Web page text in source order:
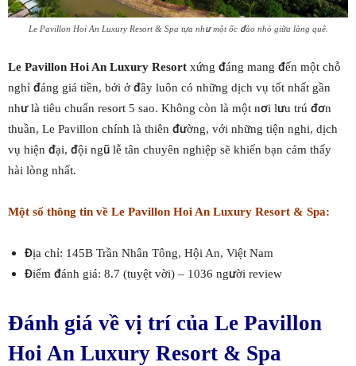
Le Pavillon Hoi An Luxury Resort & Spa tựa như một ốc đảo nhỏ giữa làng quê.
Le Pavillon Hoi An Luxury Resort xứng đáng mang đến một chỗ
nghỉ đáng giá tiền, bởi ở đây luôn có những dịch vụ tốt nhất gần
như là tiêu chuẩn resort 5 sao. Không còn là một nơi lưu trú đơn
thuần, Le Pavillon chính là thiên đường, với những tiện nghi, dịch
vụ hiện đại, đội ngũ lễ tân chuyên nghiệp sẽ khiến bạn cảm thấy
hài lòng nhất.
Một số thông tin về Le Pavillon Hoi An Luxury Resort & Spa:
Địa chỉ: 145B Trần Nhân Tông, Hội An, Việt Nam
Điểm đánh giá: 8.7 (tuyệt vời) – 1036 người review
Đánh giá về vị trí của Le Pavillon
Hoi An Luxury Resort & Spa